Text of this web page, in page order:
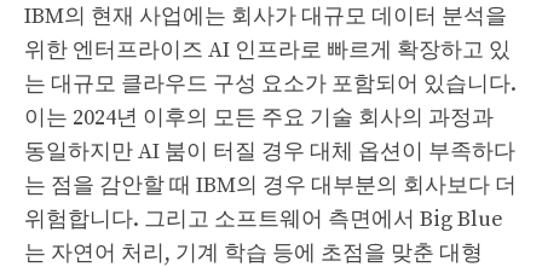
IBM의 현재 사업에는 회사가 대규모 데이터 분석을
위한 엔터프라이즈 AI 인프라로 빠르게 확장하고 있
는 대규모 클라우드 구성 요소가 포함되어 있습니다.
이는 2024년 이후의 모든 주요 기술 회사의 과정과
동일하지만 AI 붐이 터질 경우 대체 옵션이 부족하다
는 점을 감안할 때 IBM의 경우 대부분의 회사보다 더
위험합니다. 그리고 소프트웨어 측면에서 Big Blue
는 자연어 처리, 기계 학습 등에 초점을 맞춘 대형